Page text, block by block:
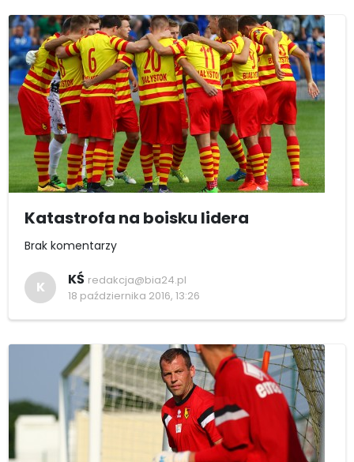
Katastrofa na boisku lidera
Brak komentarzy
K KŚ redakcja@bia24.pl
18 października 2016, 13:26